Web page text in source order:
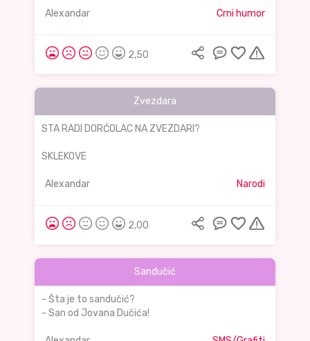
Alexandar Crni humor
2,50
Zvezdara
STA RADI DORĆOLAC NA ZVEZDARI?
SKLEKOVE
Alexandar Narodi
2,00
Sandučić
- Šta je to sandučić?
- San od Jovana Dučića!